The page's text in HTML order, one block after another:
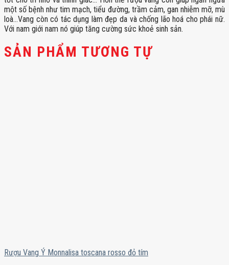
một số bệnh như tim mạch, tiểu đường, trầm cảm, gan nhiễm mỡ, mù
loà…Vang còn có tác dụng làm đẹp da và chống lão hoá cho phái nữ.
Với nam giới nam nó giúp tăng cường sức khoẻ sinh sản.
SẢN PHẨM TƯƠNG TỰ
Rượu Vang Ý Monnalisa toscana rosso đỏ tím